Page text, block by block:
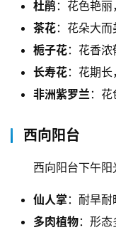
杜鹃 ：花色艳
茶花：花朵大
栀子花：花香
长寿花：花期
非洲紫罗兰：
西向阳台
西向阳台下午阳
仙人掌 ：耐旱
多肉植物：形